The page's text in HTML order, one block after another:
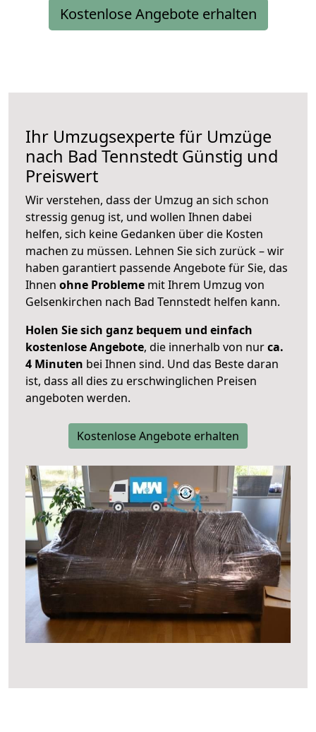
Kostenlose Angebote erhalten
Ihr Umzugsexperte für Umzüge
nach Bad Tennstedt Günstig und
Preiswert
Wir verstehen, dass der Umzug an sich schon
stressig genug ist, und wollen Ihnen dabei
helfen, sich keine Gedanken über die Kosten
machen zu müssen. Lehnen Sie sich zurück – wir
haben garantiert passende Angebote für Sie, das
Ihnen ohne Probleme mit Ihrem Umzug von
Gelsenkirchen nach Bad Tennstedt helfen kann.
Holen Sie sich ganz bequem und einfach
kostenlose Angebote, die innerhalb von nurca.
4 Minuten bei Ihnen sind. Und das Beste daran
ist, dass all dies zu erschwinglichen Preisen
angeboten werden.
Kostenlose Angebote erhalten